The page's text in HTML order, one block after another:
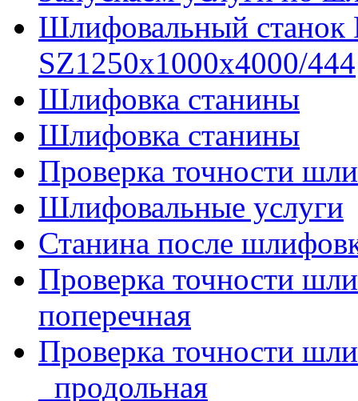
Шлифовальный
SZ1250x1000x4000/444
Шлифовка станины
Шлифовка станины
Проверка точности
Шлифовальные услуги
Станина после
Проверка точности
поперечная
Проверка точности
_продольная